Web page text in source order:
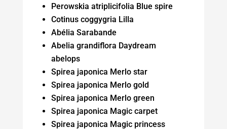
Perowskia atriplicifolia Blue spire
Cotinus coggygria Lilla
Abélia Sarabande
Abelia grandiflora Daydream
abelops
Spirea japonica Merlo star
Spirea japonica Merlo gold
Spirea japonica Merlo green
Spirea japonica Magic carpet
Spirea japonica Magic princess